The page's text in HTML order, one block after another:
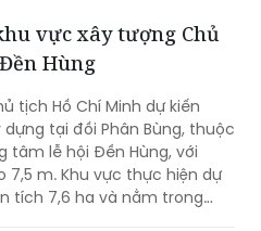
vực xây tượng Chủ
Hùng
tịch Hồ Chí Minh dự kiến
tại đồi Phân Bùng, thuộc
tâm lễ hội Đền Hùng, với
7,5 m. Khu vực thực hiện dự
tích 7,6 ha và nằm trong